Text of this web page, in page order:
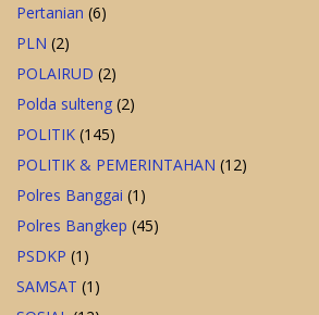
Pertanian (6)
PLN (2)
POLAIRUD (2)
Polda sulteng (2)
POLITIK (145)
POLITIK & PEMERINTAHAN (12)
Polres Banggai (1)
Polres Bangkep (45)
PSDKP (1)
SAMSAT (1)